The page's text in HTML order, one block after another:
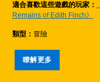
適合喜歡這些遊戲的玩家：
Remains of Edith Finch》
類型： 冒險
瞭解更多